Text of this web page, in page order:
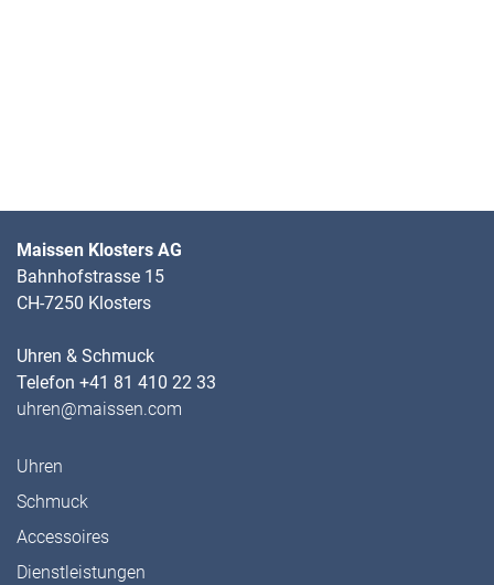
Maissen Klosters AG
Bahnhofstrasse 15
CH-7250 Klosters
Uhren & Schmuck
Telefon +41 81 410 22 33
uhren@maissen.com
Uhren
Schmuck
Accessoires
Dienstleistungen